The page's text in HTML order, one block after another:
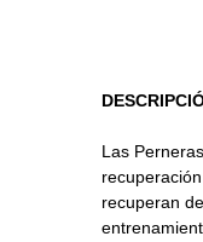
Las
recuperan